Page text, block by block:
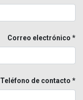
Correo electrónico
Teléfono de contacto